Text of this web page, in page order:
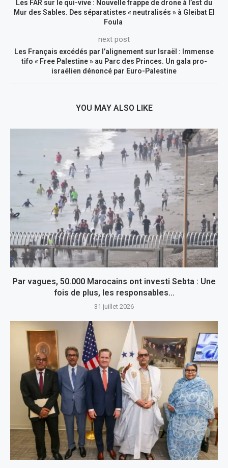
Les FAR sur le qui-vive : Nouvelle frappe de drone à l’est du
Mur des Sables. Des séparatistes « neutralisés » à Gleibat El
Foula
next post
Les Français excédés par l’alignement sur Israël : Immense
tifo « Free Palestine » au Parc des Princes. Un gala pro-
israélien dénoncé par Euro-Palestine
YOU MAY ALSO LIKE
Par vagues, 50.000 Marocains ont investi Sebta : Une
fois de plus, les responsables...
31 juillet 2026